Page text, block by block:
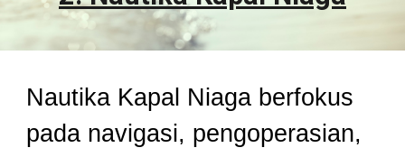
Nautika Kapal Niaga berfokus
pada navigasi, pengoperasian,